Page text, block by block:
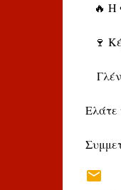
🔥 Η
🍷
Ελάτε